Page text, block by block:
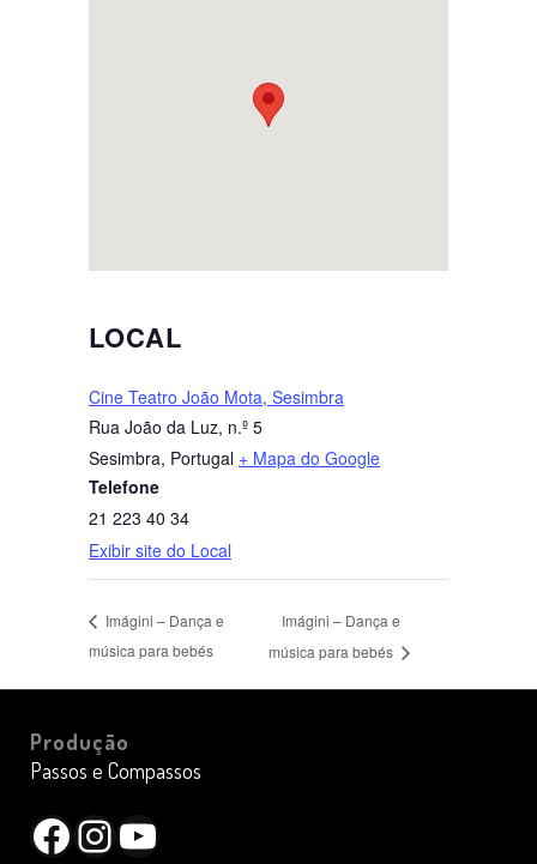
LOCAL
Cine Teatro João Mota, Sesimbra
Rua João da Luz, n.º 5
Sesimbra, Portugal + Mapa do Google
Telefone
21 223 40 34
Exibir site do Local
Imágini – Dança e
música para bebés
Imágini – Dança e
música para bebés
Produção
Passos e Compassos
Facebook
Instagram
YouTube